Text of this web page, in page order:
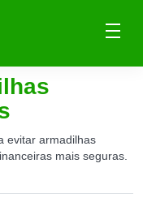
evitar armadilhas
mais seguras.